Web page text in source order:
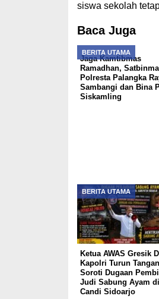
siswa sekolah
Baca Juga
BERITA UTAMA
Jaga Kamtibmas
Ramadhan,
Polresta Palangka
Sambangi dan Bina
Siskamling
BERITA UTAMA
Ketua AWAS Gresik
Kapolri Turun
Soroti Dugaan
Judi Sabung Ayam di
Candi Sidoarjo